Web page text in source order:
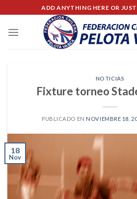
to
content
ADD ANYTHING HERE OR
NOTICIAS
Fixture torneo
PUBLICADO EN NOVIEMBRE 18,
18
Nov